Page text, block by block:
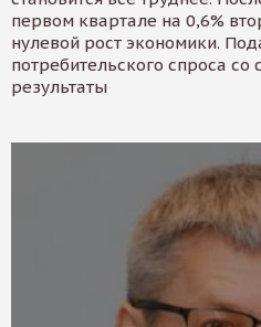
первом квартале на 0,6%
нулевой рост экономики.
потребительского спроса
результаты